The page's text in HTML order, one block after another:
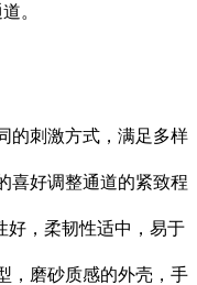
。
的刺激方式，满足多样
喜好调整通道的紧致程
好，柔韧性适中，易于
，磨砂质感的外壳，手